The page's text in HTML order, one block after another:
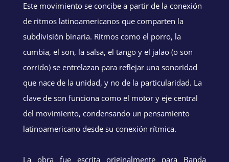
Este movimiento se concibe a partir de la conexión
de ritmos latinoamericanos que comparten la
subdivisión binaria. Ritmos como el porro, la
cumbia, el son, la salsa, el tango y el jalao (o son
corrido) se entrelazan para reflejar una sonoridad
que nace de la unidad, y no de la particularidad. La
clave de son funciona como el motor y eje central
del movimiento, condensando un pensamiento
latinoamericano desde su conexión rítmica.
La obra fue escrita originalmente para Banda